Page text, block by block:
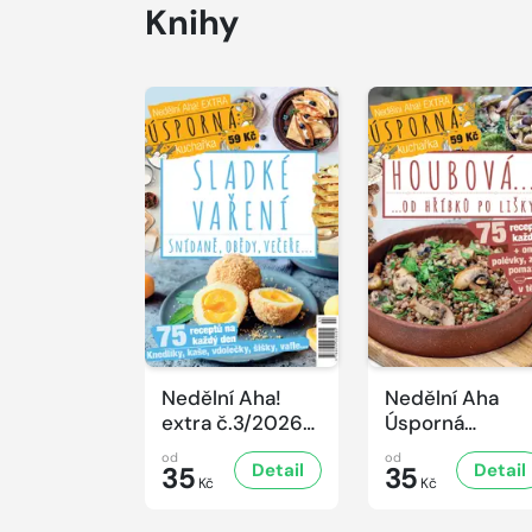
Knihy
Nedělní Aha!
extra č.3/2026
Úsporná
kuchařka -
Sladké vaření
od
35 Kč
Detail
Nedělní Aha
Úsporná
kuchařka -
Houbová... od
hříbků po lišky
od
35 Kč
Detail